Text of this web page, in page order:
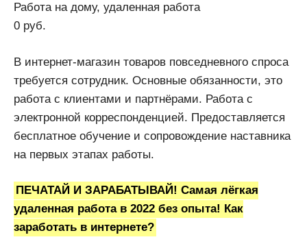
Работа на дому, удаленная работа
0 руб.
В интернет-магазин товаров повседневного спроса
требуется сотрудник. Основные обязанности, это
работа с клиентами и партнёрами. Работа с
электронной корреспонденцией. Предоставляется
бесплатное обучение и сопровождение наставника
на первых этапах работы.
ПЕЧАТАЙ И ЗАРАБАТЫВАЙ! Самая лёгкая
удаленная работа в 2022 без опыта! Как
заработать в интернете?